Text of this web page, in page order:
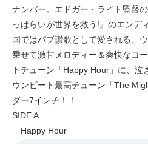
ナンバー。エドガー・ライト監督
っぱらいが世界を救う!』のエンデ
国ではパブ讃歌として愛される、
乗せて激甘メロディー＆爽快なコ
トチューン「Happy Hour」に、泣
ウンビート最高チューン「The
ダー7インチ！！
SIDE A
Happy Hour